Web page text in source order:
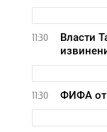
11:30
Власти
11:30 ФИФА